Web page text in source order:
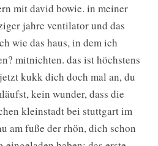
mit david bowie. in meiner
jahre ventilator und das
wie das haus, in dem ich
mitnichten. das ist höchstens
kukk dich doch mal an, du
kein wunder, dass die
kleinstadt bei stuttgart im
am fuße der rhön, dich schon